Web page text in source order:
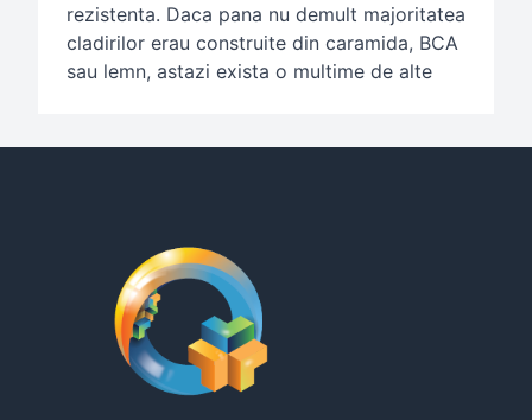
rezistenta. Daca pana nu demult majoritatea
cladirilor erau construite din caramida, BCA
sau lemn, astazi exista o multime de alte